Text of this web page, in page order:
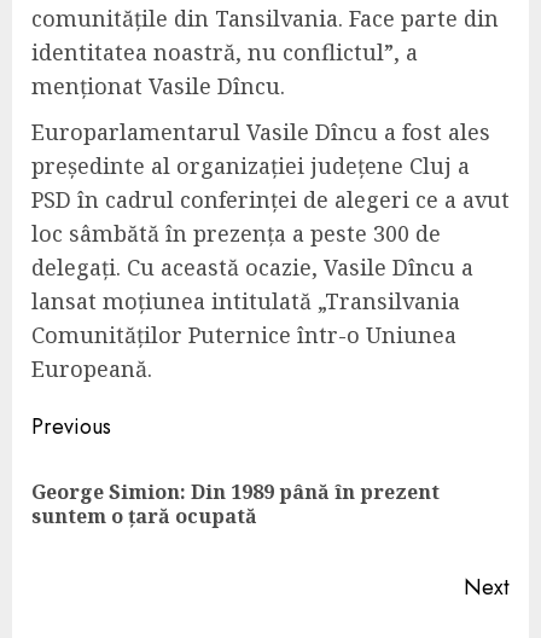
comunitățile din Tansilvania. Face parte din
identitatea noastră, nu conflictul”, a
menționat Vasile Dîncu.
Europarlamentarul Vasile Dîncu a fost ales
președinte al organizației județene Cluj a
PSD în cadrul conferinței de alegeri ce a avut
loc sâmbătă în prezența a peste 300 de
delegați. Cu această ocazie, Vasile Dîncu a
lansat moțiunea intitulată „Transilvania
Comunităților Puternice într-o Uniunea
Europeană.
Continue
Reading
Previous
George Simion: Din 1989 până în prezent
suntem o țară ocupată
Next